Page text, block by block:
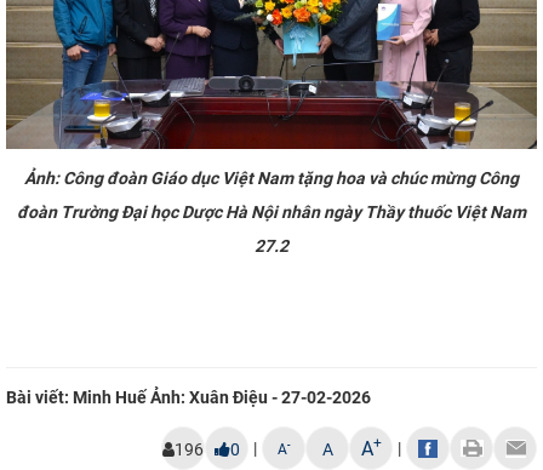
Ảnh: Công đoàn Giáo dục Việt Nam tặng hoa và chúc mừng Công
đoàn Trường Đại học Dược Hà Nội nhân ngày Thầy thuốc Việt Nam
27.2
Bài viết: Minh Huế Ảnh: Xuân Điệu - 27-02-2026
196 0 | A- A A+ |